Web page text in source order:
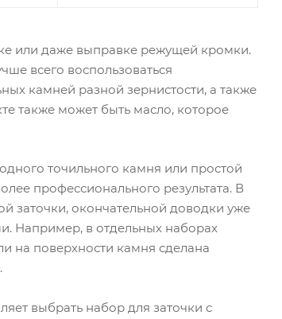
или даже выправке режущей кромки.
всего воспользоваться
камней разной зернистости, а также
также может быть масло, которое
точильного камня или простой
профессионального результата. В
заточки, окончательной доводки уже
Например, в отдельных наборах
на поверхности камня сделана
выбрать набор для заточки с